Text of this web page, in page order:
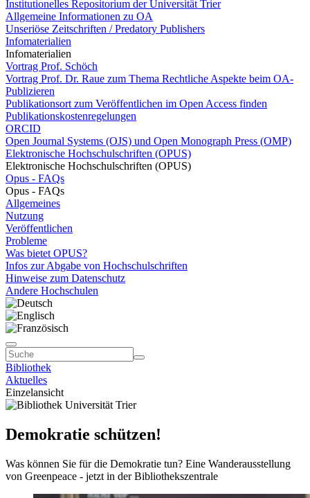
Institutionelles Repositorium der Universität Trier
Allgemeine Informationen zu OA
Unseriöse Zeitschriften / Predatory Publishers
Infomaterialien
Infomaterialien
Vortrag Prof. Schöch
Vortrag Prof. Dr. Raue zum Thema Rechtliche Aspekte beim OA-
Publizieren
Publikationsort zum Veröffentlichen im Open Access finden
Publikationskostenregelungen
ORCID
Open Journal Systems (OJS) und Open Monograph Press (OMP)
Elektronische Hochschulschriften (OPUS)
Elektronische Hochschulschriften (OPUS)
Opus - FAQs
Opus - FAQs
Allgemeines
Nutzung
Veröffentlichen
Probleme
Was bietet OPUS?
Infos zur Abgabe von Hochschulschriften
Hinweise zum Datenschutz
Andere Hochschulen
Bibliothek
Aktuelles
Einzelansicht
Demokratie schützen!
Was können Sie für die Demokratie tun? Eine Wanderausstellung
von Greenpeace - jetzt in der Bibliothekszentrale